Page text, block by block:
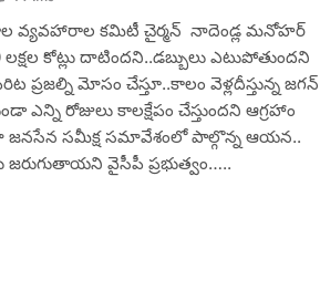
వ్యవహారాల కమిటీ చైర్మన్ నాదెండ్ల మనోహర్
లక్షల కోట్లు దాటిందని..డబ్బులు ఎటుపోతుందని
ప్రజల్ని మోసం చేస్తూ..కాలం వెళ్లదీస్తున్న జగన్
ఎన్ని రోజులు కాలక్షేపం చేస్తుందని ఆగ్రహాం
జనసేన సమీక్ష సమావేశంలో పాల్గొన్న ఆయన..
వైసీపీ ప్రభుత్వం…..